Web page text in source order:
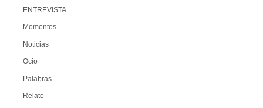
ENTREVISTA
Momentos
Noticias
Ocio
Palabras
Relato